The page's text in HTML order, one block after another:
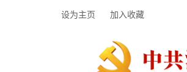
设为主页 加入收藏